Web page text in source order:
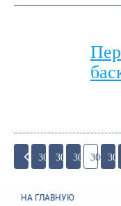
303 304 305 306 307
НА ГЛАВНУЮ